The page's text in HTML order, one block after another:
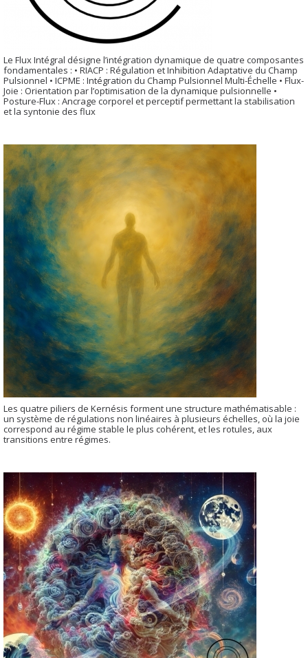
Le Flux Intégral désigne l’intégration dynamique de quatre composantes
fondamentales : • RIACP : Régulation et Inhibition Adaptative du Champ
Pulsionnel • ICPME : Intégration du Champ Pulsionnel Multi-Échelle • Flux-
Joie : Orientation par l’optimisation de la dynamique pulsionnelle •
Posture-Flux : Ancrage corporel et perceptif permettant la stabilisation
et la syntonie des flux
Les quatre piliers de Kernésis forment une structure mathématisable :
un système de régulations non linéaires à plusieurs échelles, où la joie
correspond au régime stable le plus cohérent, et les rotules, aux
transitions entre régimes.